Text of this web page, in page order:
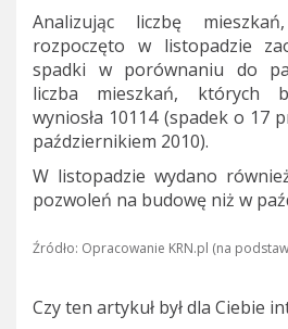
Analizując liczbę
rozpoczęto w listopadzie
spadki w porównaniu do
liczba mieszkań, których
wyniosła 10114 (spadek o 17
październikiem 2010).
W listopadzie wydano
pozwoleń na budowę niż w
Źródło: Opracowanie KRN.pl (na
Czy ten artykuł był dla Ciebie